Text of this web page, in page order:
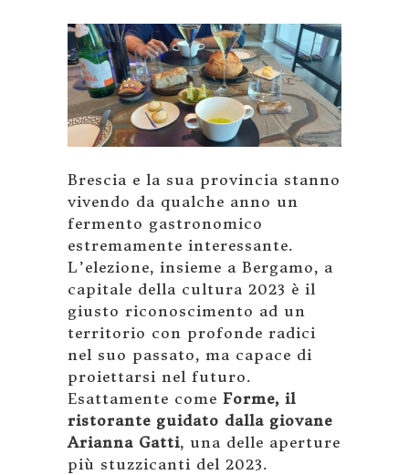
Brescia e la sua provincia stanno
vivendo da qualche anno un
fermento gastronomico
estremamente interessante.
L’elezione, insieme a Bergamo, a
capitale della cultura 2023 è il
giusto riconoscimento ad un
territorio con profonde radici
nel suo passato, ma capace di
proiettarsi nel futuro.
Esattamente come Forme, il
ristorante guidato dalla giovane
Arianna Gatti, una delle aperture
più stuzzicanti del 2023.